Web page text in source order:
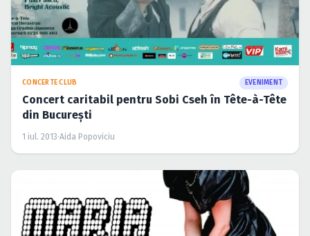
CONCERTE CLUB EVENIMENT
Concert caritabil pentru Sobi Cseh în Tête-à-Tête
din Bucureşti
1 iul. 2013·Aida Popoviciu